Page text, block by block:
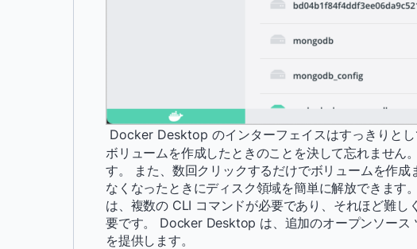
Docker Desktop のインターフェイスはすっきりと
ボリュームを作成したときのことを決して忘れません
す。 また、数回クリックするだけでボリュームを作
なくなったときにディスク領域を簡単に解放できま
は、複数の CLI コマンドが必要であり、それほど難
要です。 Docker Desktop は、追加のオープンソース
を提供します。